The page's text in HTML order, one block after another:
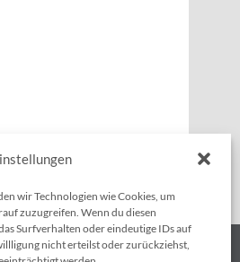
wir Technologien wie Cookies, um
zuzugreifen. Wenn du diesen
Surfverhalten oder eindeutige IDs auf
nicht erteilst oder zurückziehst,